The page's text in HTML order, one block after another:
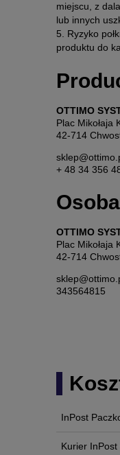
miejscu, z
lub innych
5. Ryzyko
produktu do
OTTIMO
Plac Mikołaja
42-714
+ 48 34 356
OTTIMO
Plac Mikołaja
42-714
343564815
InPost
Kurier